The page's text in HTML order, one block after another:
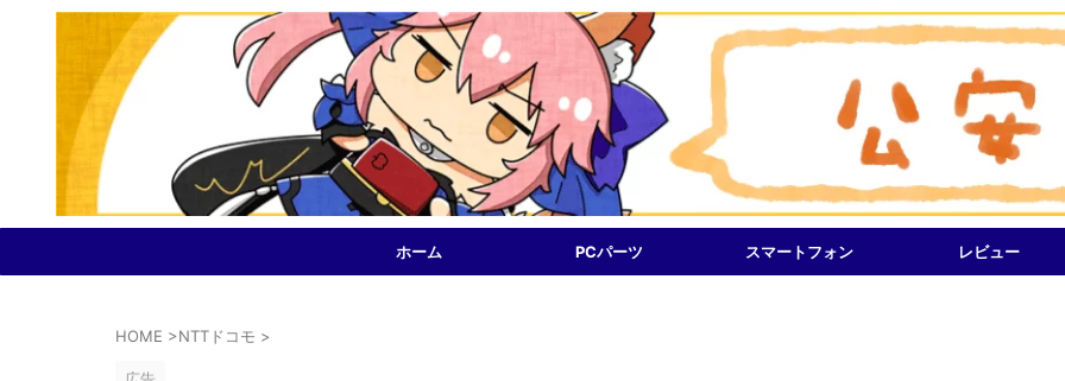
ホーム PCパーツ スマートフォン レビュー
HOME >NTTドコモ >